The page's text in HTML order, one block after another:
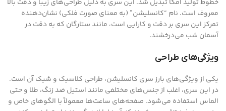
خطوط تولید امگا تبدیل شد. این سری به دلیل طراحی‌های زیبا و دقت بالا
معروف است. نام “کانسلیشن” (به معنای صورت فلکی) نشان‌دهنده
تمرکز این سری بر دقت و کارایی است، مانند ستارگان که به دقت در
آسمان شب می‌درخشند.
ویژگی‌های طراحی
یکی از ویژگی‌های بارز سری کانسلیشن، طراحی کلاسیک و شیک آن است.
در این سری، اغلب از جنس‌های مختلفی مانند استیل ضد زنگ، طلا و حتی
الماس استفاده می‌شود. صفحه‌های ساعت‌ها معمولاً با الگوهای خاص و